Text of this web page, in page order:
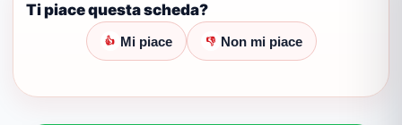
Ti piace questa scheda?
👍 Mi piace 👎 Non mi piace